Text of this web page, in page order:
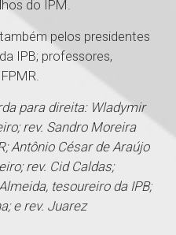
do IPM.
pelos presidentes
IPB; professores,
para direita: Wladymir
rev. Sandro Moreira
Antônio César de Araújo
rev. Cid Caldas;
tesoureiro da IPB;
e rev. Juarez